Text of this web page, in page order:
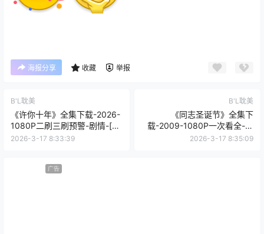
海报分享 收藏 举报
B'L耽美
《许你十年》全集下载-2026-
1080P二刷三刷预警-剧情-[夸
克网盘/百度网盘]
2026-3-17 8:33:39
B'L耽美
《同志圣诞节》全集下
载-2009-1080P一次看全-喜
剧-[夸克网盘/百度网盘]
2026-3-17 8:35:09
广告